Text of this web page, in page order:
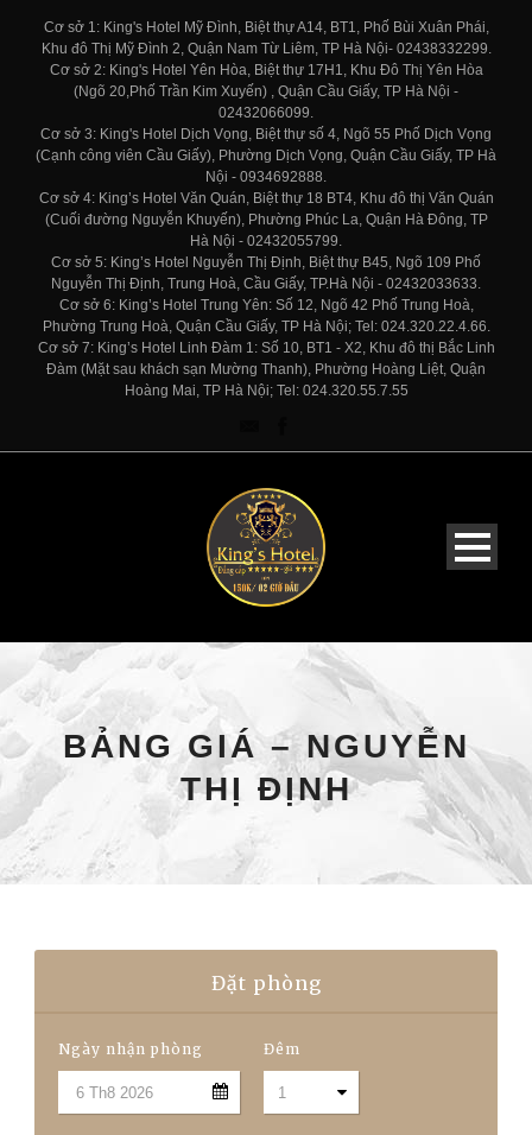
Cơ sở 1: King's Hotel Mỹ Đình, Biệt thự A14, BT1, Phố Bùi Xuân Phái,
Khu đô Thị Mỹ Đình 2, Quận Nam Từ Liêm, TP Hà Nội- 02438332299.
Cơ sở 2: King's Hotel Yên Hòa, Biệt thự 17H1, Khu Đô Thị Yên Hòa
(Ngõ 20,Phố Trần Kim Xuyến) , Quận Cầu Giấy, TP Hà Nội -
02432066099.
Cơ sở 3: King's Hotel Dịch Vọng, Biệt thự số 4, Ngõ 55 Phố Dịch Vọng
(Cạnh công viên Cầu Giấy), Phường Dịch Vọng, Quận Cầu Giấy, TP Hà
Nội - 0934692888.
Cơ sở 4: King’s Hotel Văn Quán, Biệt thự 18 BT4, Khu đô thị Văn Quán
(Cuối đường Nguyễn Khuyến), Phường Phúc La, Quận Hà Đông, TP
Hà Nội - 02432055799.
Cơ sở 5: King’s Hotel Nguyễn Thị Định, Biệt thự B45, Ngõ 109 Phố
Nguyễn Thị Định, Trung Hoà, Cầu Giấy, TP.Hà Nội - 02432033633.
Cơ sở 6: King’s Hotel Trung Yên: Số 12, Ngõ 42 Phố Trung Hoà,
Phường Trung Hoà, Quận Cầu Giấy, TP Hà Nội; Tel: 024.320.22.4.66.
Cơ sở 7: King’s Hotel Linh Đàm 1: Số 10, BT1 - X2, Khu đô thị Bắc Linh
Đàm (Mặt sau khách sạn Mường Thanh), Phường Hoàng Liệt, Quận
Hoàng Mai, TP Hà Nội; Tel: 024.320.55.7.55
BẢNG GIÁ – NGUYỄN
THỊ ĐỊNH
Đặt phòng
Ngày nhận phòng Đêm